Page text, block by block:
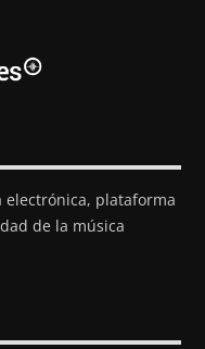
electrónica, plataforma
de la música